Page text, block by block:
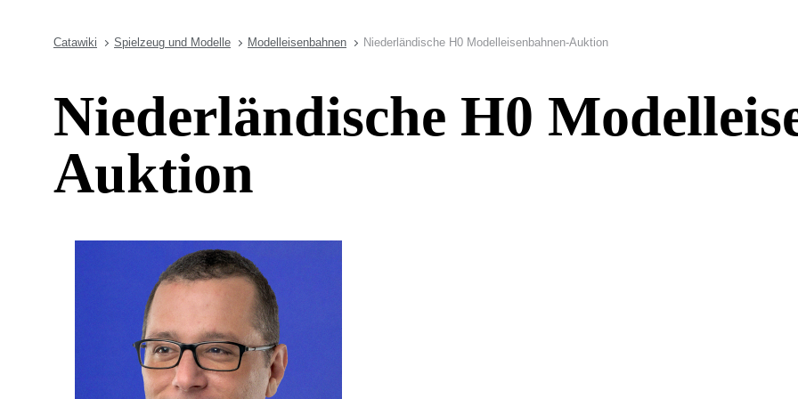
Catawiki Spielzeug und Modelle Modelleisenbahnen Niederländische H0 Modelleisenbahnen-Auktion
Niederländische H0
Auktion